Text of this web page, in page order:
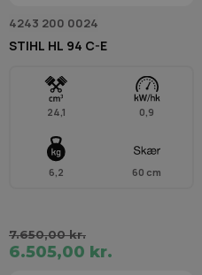
4243 200 0024
STIHL HL 94 C-E
24,1 0,9
6,2 60 cm
7.650,00 kr.
6.505,00 kr.